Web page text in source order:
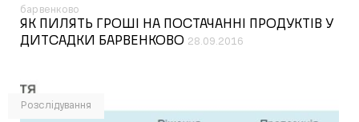
барвенково
ЯК ПИЛЯТЬ ГРОШІ НА ПОСТАЧАННІ ПРОДУКТІВ У
ДИТСАДКИ БАРВЕНКОВО 28.09.2016
Розслідування